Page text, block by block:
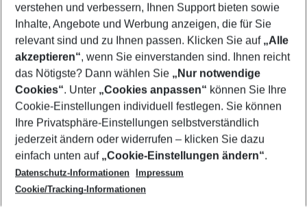
Footer
Footer navigation
Über uns
AGB
Cookie-Einstellungen ändern
Cookie-Richtlinie
Datenschutz
Service & Hilfe
Barrierefreies Reisen
Check-in
Folgen Sie uns
verstehen und verbessern, Ihnen Support bieten sowie
Inhalte, Angebote und Werbung anzeigen, die für Sie
relevant sind und zu Ihnen passen. Klicken Sie auf „Alle
akzeptieren“, wenn Sie einverstanden sind. Ihnen reicht
das Nötigste? Dann wählen Sie „Nur notwendige
Cookies“. Unter „Cookies anpassen“ können Sie Ihre
Cookie-Einstellungen individuell festlegen. Sie können
Ihre Privatsphäre-Einstellungen selbstverständlich
jederzeit ändern oder widerrufen – klicken Sie dazu
einfach unten auf „Cookie-Einstellungen ändern“.
Datenschutz-Informationen
Impressum
Cookie/Tracking-Informationen